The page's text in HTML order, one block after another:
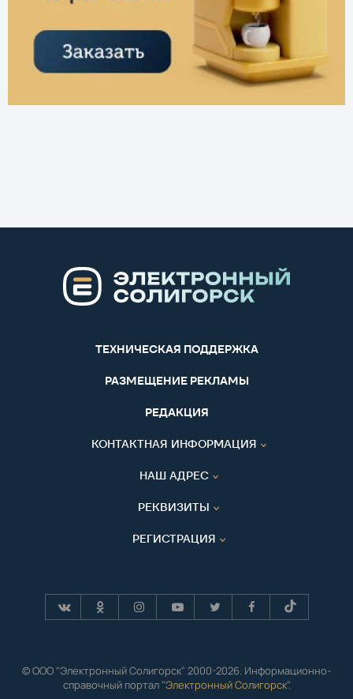
ТЕХНИЧЕСКАЯ ПОДДЕРЖКА
РАЗМЕЩЕНИЕ РЕКЛАМЫ
РЕДАКЦИЯ
КОНТАКТНАЯ ИНФОРМАЦИЯ
НАШ АДРЕС
РЕКВИЗИТЫ
РЕГИСТРАЦИЯ
© ООО "Электронный Солигорск" 2000-2026. Информационно-
справочный портал "Электронный Солигорск".